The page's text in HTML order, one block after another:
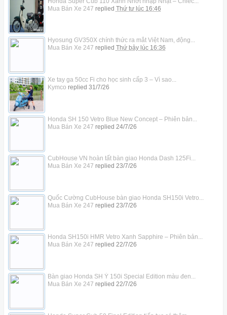
Mua Bán Xe 247 replied Thứ tư lúc 16:46
Hyosung GV350X chính thức ra mắt Việt Nam, động...
Mua Bán Xe 247 replied Thứ bảy lúc 16:36
Xe tay ga 50cc Fi cho học sinh cấp 3 – Vì sao...
Kymco replied 31/7/26
Honda SH 150 Vetro Blue New Concept – Phiên bản...
Mua Bán Xe 247 replied 24/7/26
CubHouse VN hoàn tất bàn giao Honda Dash 125Fi...
Mua Bán Xe 247 replied 23/7/26
Quốc Cường CubHouse bàn giao Honda SH150i Vetro...
Mua Bán Xe 247 replied 23/7/26
Honda SH150i HMR Vetro Xanh Sapphire – Phiên bản...
Mua Bán Xe 247 replied 22/7/26
Bàn giao Honda SH Ý 150i Special Edition màu đen...
Mua Bán Xe 247 replied 22/7/26